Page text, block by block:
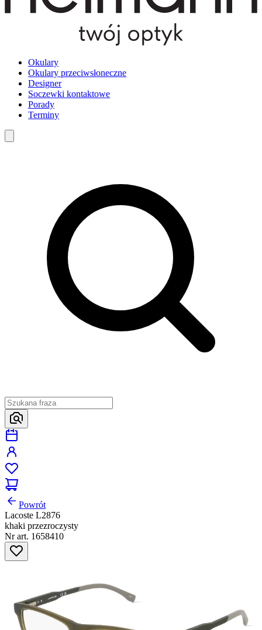
Okulary
Okulary przeciwsłoneczne
Designer
Soczewki kontaktowe
Porady
Terminy
Powrót
Lacoste L2876
khaki przezroczysty
Nr art. 1658410